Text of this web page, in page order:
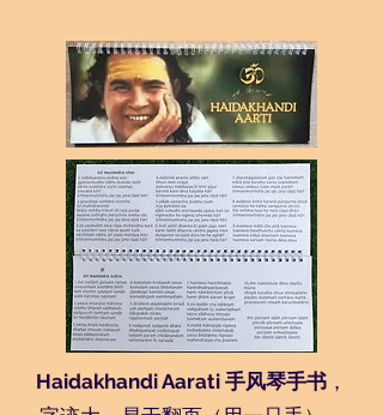
Haidakhandi Aarati 手风琴手书 ，